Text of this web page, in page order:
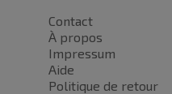
Contact
À propos
Impressum
Aide
Politique de retour